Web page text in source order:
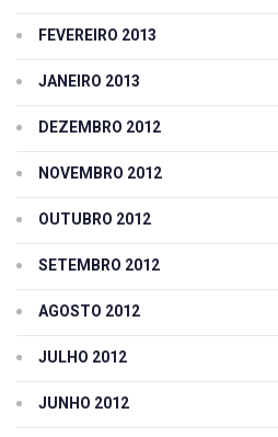
FEVEREIRO 2013
JANEIRO 2013
DEZEMBRO 2012
NOVEMBRO 2012
OUTUBRO 2012
SETEMBRO 2012
AGOSTO 2012
JULHO 2012
JUNHO 2012